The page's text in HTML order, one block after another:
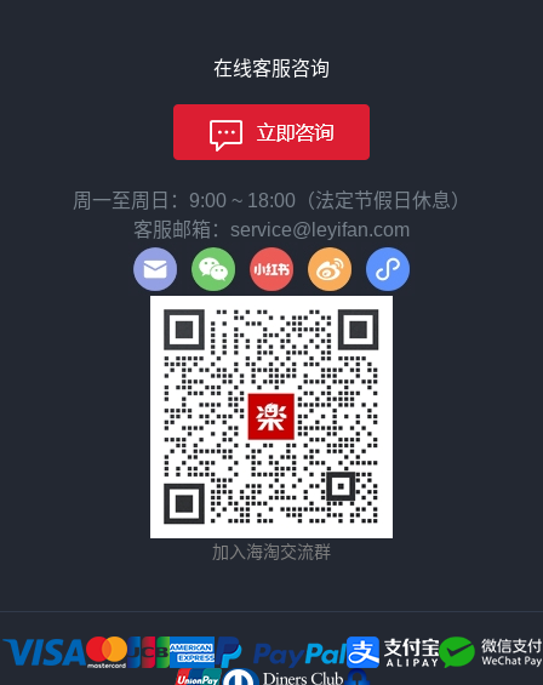
在线客服咨询
周一至周日：9:00 ~ 18:00（法定节假日休息）
客服邮箱：service@leyifan.com
加入海淘交流群